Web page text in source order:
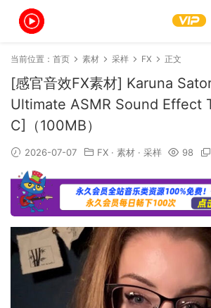
当前位置： 首页 素材 采样 FX 正文
[感官音效FX素材] Karuna
Ultimate ASMR Sound Effect
C]（100MB）
2026-07-07 FX · 素材 · 采样 98